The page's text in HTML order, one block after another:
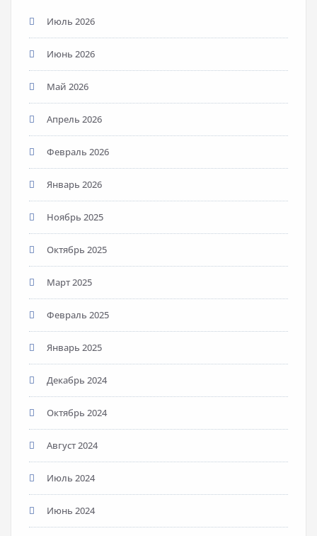
Июль 2026
Июнь 2026
Май 2026
Апрель 2026
Февраль 2026
Январь 2026
Ноябрь 2025
Октябрь 2025
Март 2025
Февраль 2025
Январь 2025
Декабрь 2024
Октябрь 2024
Август 2024
Июль 2024
Июнь 2024